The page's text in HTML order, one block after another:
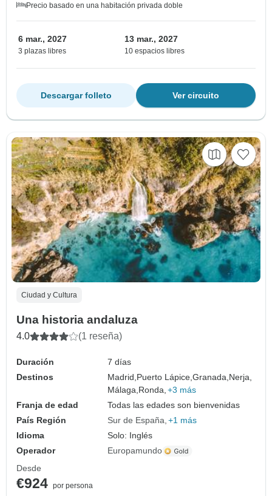
Precio basado en una habitación privada doble
6 mar., 2027
3 plazas libres
13 mar., 2027
10 espacios libres
Ver circuito
Descargar folleto
Ciudad y Cultura
Una historia andaluza
4.0 (1 reseña)
Duración
7 días
Destinos
Madrid,Puerto Lápice,Granada,Nerja,
Málaga,Ronda, +3 más
Franja de edad
Todas las edades son bienvenidas
País Región
Sur de España +1 más
Idioma
Solo: Inglés
Operador
Europamundo
Desde
€924 por persona